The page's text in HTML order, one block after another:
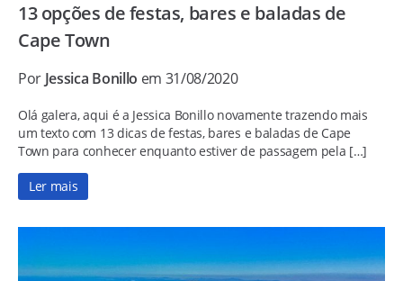
13 opções de festas, bares e baladas de
Cape Town
Por Jessica Bonillo em 31/08/2020
Olá galera, aqui é a Jessica Bonillo novamente trazendo mais
um texto com 13 dicas de festas, bares e baladas de Cape
Town para conhecer enquanto estiver de passagem pela […]
Ler mais